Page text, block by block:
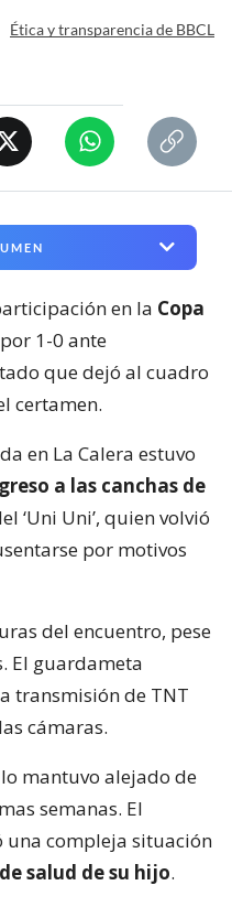
Ética y transparencia de BBCL
en la Copa
1-0 ante
que dejó al cuadro
certamen.
en La Calera estuvo
a las canchas de
‘Uni Uni’, quien volvió
por motivos
del encuentro, pese
El guardameta
transmisión de TNT
cámaras.
mantuvo alejado de
semanas. El
una compleja situación
salud de su hijo.